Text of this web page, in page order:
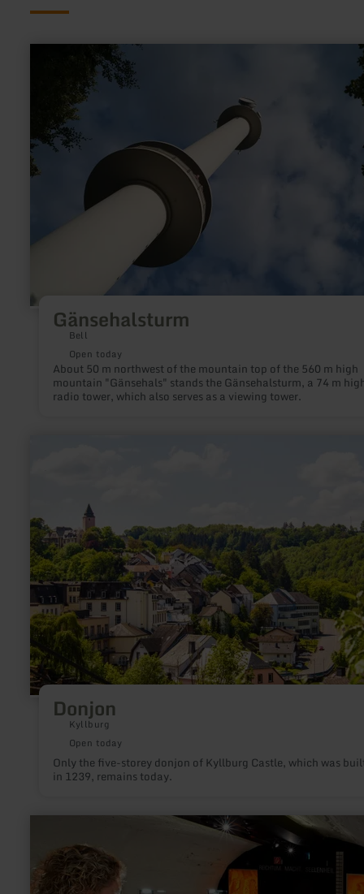
Gänsehalsturm
Bell
Open today
About 50 m northwest of the mountain top of the 560 m high
mountain "Gänsehals" stands the Gänsehalsturm, a 74 m
radio tower, which also serves as a viewing tower.
Gänsehalsturm
Donjon
Kyllburg
Open today
Only the five-storey donjon of Kyllburg Castle, which was
in 1239, remains today.
Archäologisches
Museum
Maifeld